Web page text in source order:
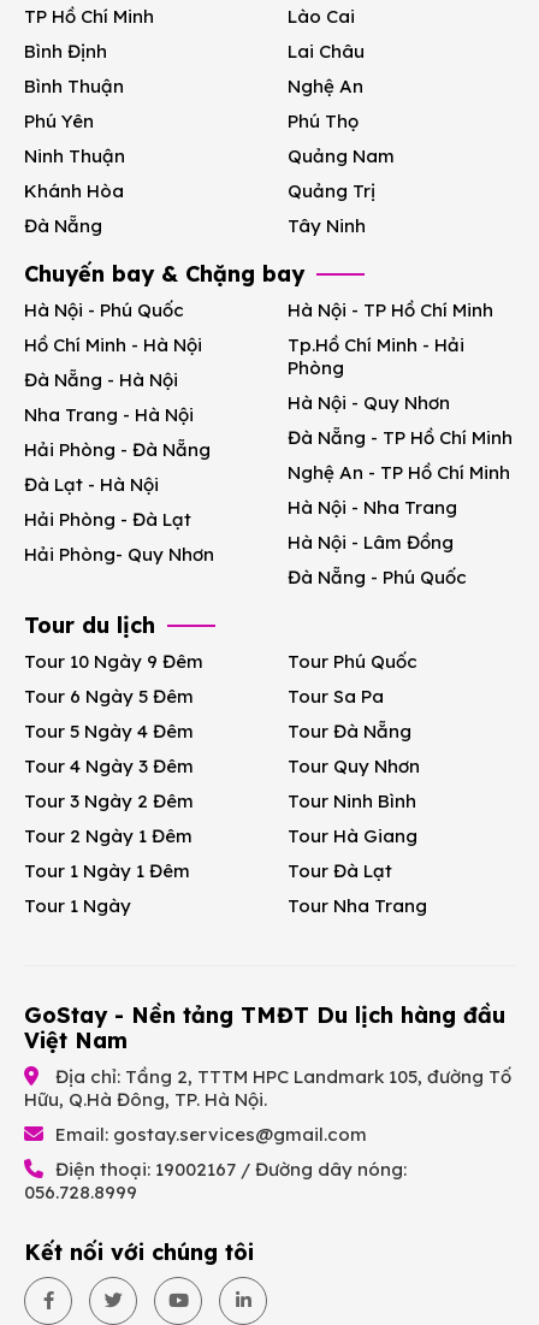
TP Hồ Chí Minh
Bình Định
Bình Thuận
Phú Yên
Ninh Thuận
Khánh Hòa
Đà Nẵng
Lào Cai
Lai Châu
Nghệ An
Phú Thọ
Quảng Nam
Quảng Trị
Tây Ninh
Chuyến bay & Chặng bay
Hà Nội - Phú Quốc
Hồ Chí Minh - Hà Nội
Đà Nẵng - Hà Nội
Nha Trang - Hà Nội
Hải Phòng - Đà Nẵng
Đà Lạt - Hà Nội
Hải Phòng - Đà Lạt
Hải Phòng- Quy Nhơn
Hà Nội - TP Hồ Chí Minh
Tp.Hồ Chí Minh - Hải
Phòng
Hà Nội - Quy Nhơn
Đà Nẵng - TP Hồ Chí Minh
Nghệ An - TP Hồ Chí Minh
Hà Nội - Nha Trang
Hà Nội - Lâm Đồng
Đà Nẵng - Phú Quốc
Tour du lịch
Tour 10 Ngày 9 Đêm
Tour 6 Ngày 5 Đêm
Tour 5 Ngày 4 Đêm
Tour 4 Ngày 3 Đêm
Tour 3 Ngày 2 Đêm
Tour 2 Ngày 1 Đêm
Tour 1 Ngày 1 Đêm
Tour 1 Ngày
Tour Phú Quốc
Tour Sa Pa
Tour Đà Nẵng
Tour Quy Nhơn
Tour Ninh Bình
Tour Hà Giang
Tour Đà Lạt
Tour Nha Trang
GoStay - Nền tảng TMĐT Du lịch hàng đầu
Việt Nam
Địa chỉ: Tầng 2, TTTM HPC Landmark 105, đường Tố
Hữu, Q.Hà Đông, TP. Hà Nội.
Email: gostay.services@gmail.com
Điện thoại: 19002167 / Đường dây nóng:
056.728.8999
Kết nối với chúng tôi